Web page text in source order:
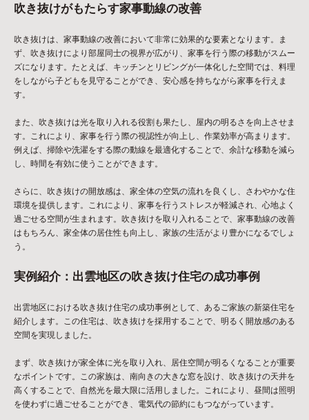
吹き抜けがもたらす家事動線の改善
吹き抜けは、家事動線の改善において非常に効果的な要素となります。ま
ず、吹き抜けにより部屋同士の視界が広がり、家事を行う際の移動がスムー
ズになります。たとえば、キッチンとリビングが一体化した空間では、料理
をしながら子どもを見守ることができ、安心感を持ちながら家事を行えま
す。
また、吹き抜けは光を取り入れる役割も果たし、屋内の明るさを向上させま
す。これにより、家事を行う際の視認性が向上し、作業効率が高まります。
例えば、掃除や洗濯をする際の動線を最適化することで、余計な移動を減ら
し、時間を有効に使うことができます。
さらに、吹き抜けの開放感は、家全体の空気の流れを良くし、さわやかな住
環境を提供します。これにより、家事を行うストレスが軽減され、心地よく
過ごせる空間が生まれます。吹き抜けを取り入れることで、家事動線の改善
はもちろん、家全体の居住性も向上し、家族の生活がより豊かになるでしょ
う。
実例紹介：出雲地区の吹き抜け住宅の成功事例
出雲地区における吹き抜け住宅の成功事例として、あるご家族の新築住宅を
紹介します。この住宅は、吹き抜けを採用することで、明るく開放感のある
空間を実現しました。
まず、吹き抜けが家全体に光を取り入れ、居住空間が明るくなることが重要
なポイントです。この家族は、南向きの大きな窓を設け、吹き抜けの天井を
高くすることで、自然光を最大限に活用しました。これにより、昼間は照明
を使わずに過ごせることができ、電気代の節約にもつながっています。